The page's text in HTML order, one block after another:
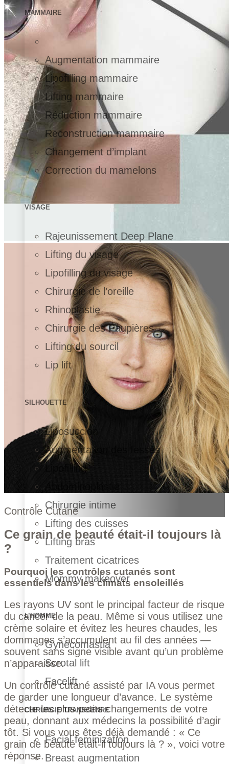
MAMMAIRE
Augmentation mammaire
Lipofilling mammaire
Lifting mammaire
Réduction mammaire
Reconstruction mammaire
Changement d’implant
Correction du mamelons
VISAGE
Rajeunissement Deep Plane
Lifting du visage
Lipofilling du visage
Chirurgie de l’oreille
Rhinoplastie
Chirurgie des Paupières
Lifting du sourcil
Lip lift
SILHOUETTE
Liposuccion
Augmentation des fesses
Lipofilling
Chirurgie intime
Lifting des cuisses
Lifting bras
Traitement cicatrices
Mommy makeover
L’HOMME
Gynecomastia
Scrotal lift
Facelift
CHIRURGIE TRANSGENRE
Facial feminization
Breast augmentation
Contrôle Cutané
Ce grain de beauté était-il toujours là
?
Pourquoi les contrôles cutanés sont
essentiels dans les climats ensoleillés
Les rayons UV sont le principal facteur de risque
du cancer de la peau. Même si vous utilisez une
crème solaire et évitez les heures chaudes, les
dommages s’accumulent au fil des années —
souvent sans signe visible avant qu’un problème
n’apparaisse.
Un contrôle cutané assisté par IA vous permet
de garder une longueur d’avance. Le système
détecte les plus petits changements de votre
peau, donnant aux médecins la possibilité d’agir
tôt. Si vous vous êtes déjà demandé : « Ce
grain de beauté était-il toujours là ? », voici votre
réponse.